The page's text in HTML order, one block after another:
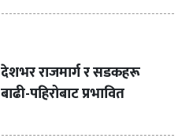
देशभर राजमार्ग र सडकहरू
बाढी-पहिरोबाट प्रभावित